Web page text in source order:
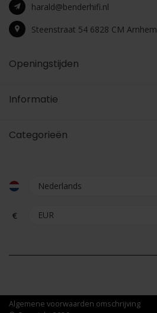
harald@benderhifi.nl
Steenstraat 54 6828 CM Arnhem
Openingstijden
Informatie
Categorieën
€
Algemene voorwaarden omschrijving